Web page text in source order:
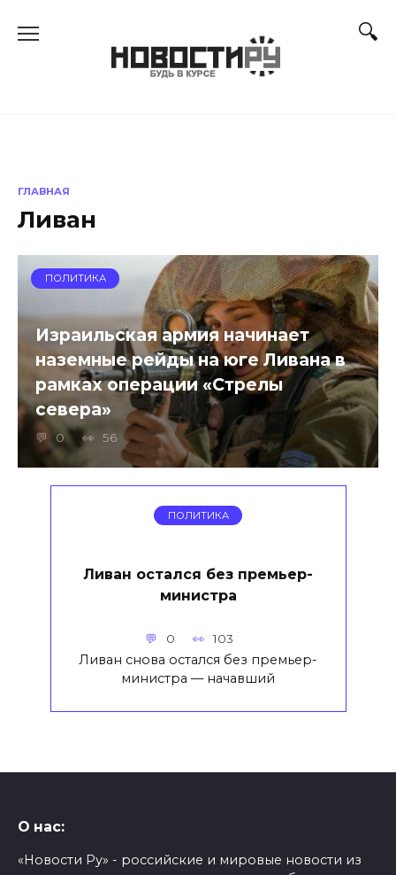
ГЛАВНАЯ
Ливан
ПОЛИТИКА
Израильская армия начинает
наземные рейды на юге Ливана в
рамках операции «Стрелы
севера»
0 56
ПОЛИТИКА
Ливан остался без премьер-
министра
0 103
Ливан снова остался без премьер-
министра — начавший
О нас:
«Новости Ру» - российские и мировые новости из